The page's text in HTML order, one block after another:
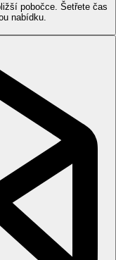
pobočce. Šetřete čas
nabídku.